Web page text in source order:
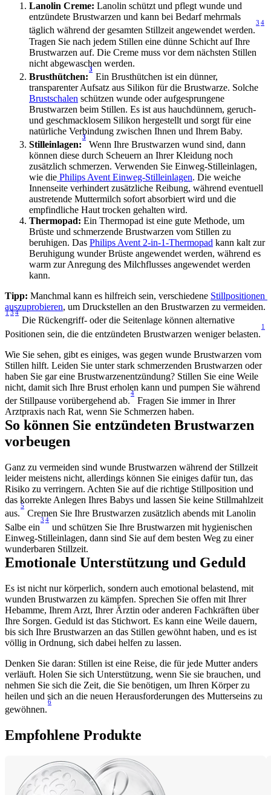
Lanolin Creme: Lanolin schützt und pflegt wunde und
entzündete Brustwarzen und kann bei Bedarf mehrmals
täglich während der gesamten Stillzeit angewendet werden.
3 4
Tragen Sie nach jedem Stillen eine dünne Schicht auf Ihre
Brustwarzen auf. Die Creme muss vor dem nächsten Stillen
nicht abgewaschen werden.
Brusthütchen:
3
Ein Brusthütchen ist ein dünner,
Brustschalen schützen wunde oder aufgesprungene
Brustwarzen beim Stillen. Es ist aus hauchdünnem, geruch-
und geschmacklosem Silikon hergestellt und sorgt für eine
natürliche Verbindung zwischen Ihnen und Ihrem Baby.
Stilleinlagen:
3
Wenn Ihre Brustwarzen wund sind, dann
können diese durch Scheuern an Ihrer Kleidung noch
zusätzlich schmerzen. Verwenden Sie Einweg-Stilleinlagen,
wie die Philips Avent Einweg-Stilleinlagen. Die weiche
Innenseite verhindert zusätzliche Reibung, während eventuell
austretende Muttermilch sofort absorbiert wird und die
empfindliche Haut trocken gehalten wird.
Thermopad: Ein Thermopad ist eine gute Methode, um
Brüste und schmerzende Brustwarzen vom Stillen zu
beruhigen. Das Philips Avent 2-in-1-Thermopad kann kalt zur
Beruhigung wunder Brüste angewendet werden, während es
warm zur Anregung des Milchflusses angewendet werden
kann.
Tipp: Manchmal kann es hilfreich sein, verschiedene Stillpositionen
auszuprobieren, um Druckstellen an den Brustwarzen zu vermeiden.
134
Die Rückengriff- oder die Seitenlage können alternative
Positionen sein, die die entzündeten Brustwarzen weniger belasten.
1
Wie Sie sehen, gibt es einiges, was gegen wunde Brustwarzen vom
Stillen hilft. Leiden Sie unter stark schmerzenden Brustwarzen oder
haben Sie gar eine Brustwarzenentzündung? Stillen Sie eine Weile
nicht, damit sich Ihre Brust erholen kann und pumpen Sie während
der Stillpause vorübergehend ab.
4
Fragen Sie immer in Ihrer
Arztpraxis nach Rat, wenn Sie Schmerzen haben.
So können Sie entzündeten Brustwarzen
vorbeugen
Ganz zu vermeiden sind wunde Brustwarzen während der Stillzeit
leider meistens nicht, allerdings können Sie einiges dafür tun, das
Risiko zu verringern. Achten Sie auf die richtige Stillposition und
das korrekte Anlegen Ihres Babys und lassen Sie keine Stillmahlzeit
aus.
5
Cremen Sie Ihre Brustwarzen zusätzlich abends mit Lanolin
Salbe ein
3 4
und schützen Sie Ihre Brustwarzen mit hygienischen
Einweg-Stilleinlagen, dann sind Sie auf dem besten Weg zu einer
wunderbaren Stillzeit.
Emotionale Unterstützung und Geduld
Es ist nicht nur körperlich, sondern auch emotional belastend, mit
wunden Brustwarzen zu kämpfen. Sprechen Sie offen mit Ihrer
Hebamme, Ihrem Arzt, Ihrer Ärztin oder anderen Fachkräften über
Ihre Sorgen. Geduld ist das Stichwort. Es kann eine Weile dauern,
bis sich Ihre Brustwarzen an das Stillen gewöhnt haben, und es ist
völlig in Ordnung, sich dabei helfen zu lassen.
Denken Sie daran: Stillen ist eine Reise, die für jede Mutter anders
verläuft. Holen Sie sich Unterstützung, wenn Sie sie brauchen, und
nehmen Sie sich die Zeit, die Sie benötigen, um Ihren Körper zu
heilen und sich an die neuen Herausforderungen des Mutterseins zu
gewöhnen.
6
Empfohlene Produkte